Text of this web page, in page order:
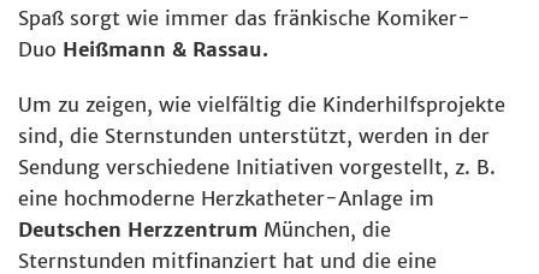
Spaß sorgt wie immer das fränkische Komiker-
Duo Heißmann & Rassau.
Um zu zeigen, wie vielfältig die Kinderhilfsprojekte
sind, die Sternstunden unterstützt, werden in der
Sendung verschiedene Initiativen vorgestellt, z. B.
eine hochmoderne Herzkatheter-Anlage im
Deutschen Herzzentrum München, die
Sternstunden mitfinanziert hat und die eine